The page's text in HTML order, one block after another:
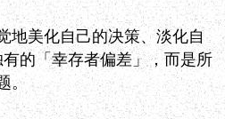
地美化自己的决策、淡化自
的「幸存者偏差」，而是所
。